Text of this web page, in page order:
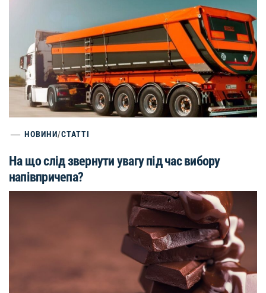
НОВИНИ/СТАТТІ
На що слід звернути увагу під час вибору
напівпричепа?